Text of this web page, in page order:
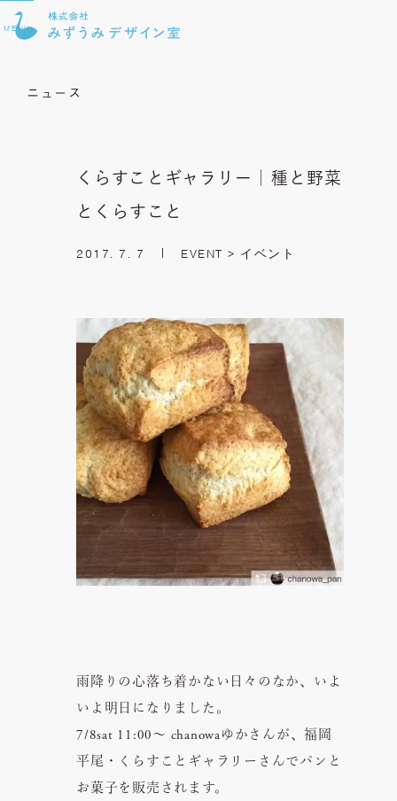
MENU
ニュース
くらすことギャラリー｜種と野菜
とくらすこと
2017. 7. 7 EVENT > イベント
雨降りの心落ち着かない日々のなか、いよ
いよ明日になりました。
7/8sat 11:00〜 chanowaゆかさんが、福岡
平尾・くらすことギャラリーさんでパンと
お菓子を販売されます。